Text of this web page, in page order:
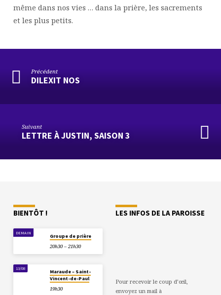
même dans nos vies … dans la prière, les sacrements
et les plus petits.
Précédent
DILEXIT NOS
Suivant
LETTRE À JUSTIN, SAISON 3
BIENTÔT !
DEMAIN
Groupe de prière
20h30 – 21h30
13/08
Maraude – Saint-
Vincent-de-Paul
19h30
LES INFOS DE LA PAROISSE
Pour recevoir le coup d’œil,
envoyez un mail à